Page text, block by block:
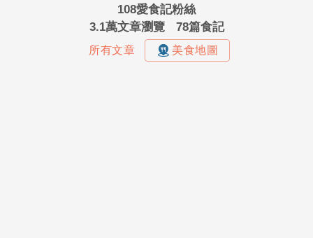
108愛食記粉絲
3.1萬文章瀏覽
78篇食記
所有文章 美食地圖